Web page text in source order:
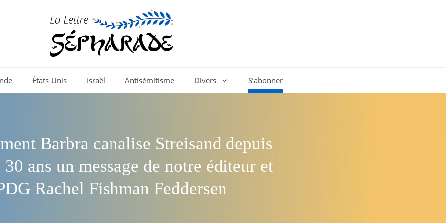
États-Unis Israël Antisémitisme Divers S’abonner
Barbra canalise Streisand depuis
ans un message de notre éditeur et
Rachel Fishman Feddersen